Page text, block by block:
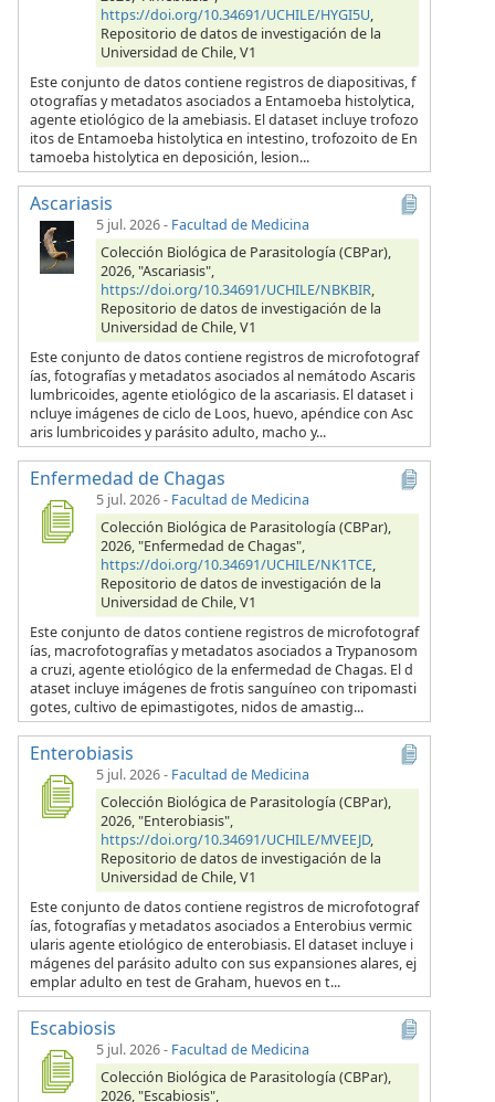
https://doi.org/10.34691/UCHILE/HYGI5U,
Repositorio de datos de investigación de la
Universidad de Chile, V1
Este conjunto de datos contiene registros de diapositivas, f
otografías y metadatos asociados a Entamoeba histolytica,
agente etiológico de la amebiasis. El dataset incluye trofozo
itos de Entamoeba histolytica en intestino, trofozoito de En
tamoeba histolytica en deposición, lesion...
Ascariasis
5 jul. 2026- Facultad de Medicina
Colección Biológica de Parasitología (CBPar),
2026, "Ascariasis",
https://doi.org/10.34691/UCHILE/NBKBIR,
Repositorio de datos de investigación de la
Universidad de Chile, V1
Este conjunto de datos contiene registros de microfotograf
ías, fotografías y metadatos asociados al nemátodo Ascaris
lumbricoides, agente etiológico de la ascariasis. El dataset i
ncluye imágenes de ciclo de Loos, huevo, apéndice con Asc
aris lumbricoides y parásito adulto, macho y...
Enfermedad de Chagas
5 jul. 2026- Facultad de Medicina
Colección Biológica de Parasitología (CBPar),
2026, "Enfermedad de Chagas",
https://doi.org/10.34691/UCHILE/NK1TCE,
Repositorio de datos de investigación de la
Universidad de Chile, V1
Este conjunto de datos contiene registros de microfotograf
ías, macrofotografías y metadatos asociados a Trypanosom
a cruzi, agente etiológico de la enfermedad de Chagas. El d
ataset incluye imágenes de frotis sanguíneo con tripomasti
gotes, cultivo de epimastigotes, nidos de amastig...
Enterobiasis
5 jul. 2026- Facultad de Medicina
Colección Biológica de Parasitología (CBPar),
2026, "Enterobiasis",
https://doi.org/10.34691/UCHILE/MVEEJD,
Repositorio de datos de investigación de la
Universidad de Chile, V1
Este conjunto de datos contiene registros de microfotograf
ías, fotografías y metadatos asociados a Enterobius vermic
ularis agente etiológico de enterobiasis. El dataset incluye i
mágenes del parásito adulto con sus expansiones alares, ej
emplar adulto en test de Graham, huevos en t...
Escabiosis
5 jul. 2026- Facultad de Medicina
Colección Biológica de Parasitología (CBPar),
2026, "Escabiosis",